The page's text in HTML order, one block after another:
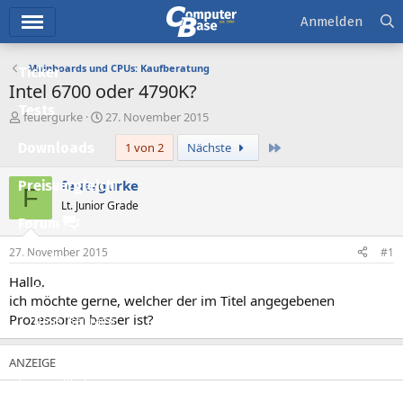
Ticker
Tests
Preisvergleich
Forum
Aktuelles
Empfohlene Inhalte
Neue Beiträge
Leserartikel
Anmelden
Mainboards und CPUs: Kaufberatung
Intel 6700 oder 4790K?
E
e
e
feuergurke
E
e
l
a
m
27. November 2015
1 von 2
Nächste
F feuergurke
Lt. Junior Grade
27. November 2015 #1
Hallo,
ich möchte gerne, welcher der im Titel angegebenen
Prozessoren besser ist?